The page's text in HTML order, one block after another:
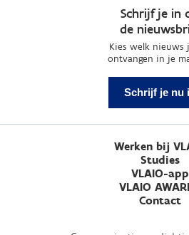
Schrijf je in
de
Kies welk nieuws
ontvangen in je
Schrijf je nu
Werken bij
Studies
VLAIO-app
VLAIO
Contact